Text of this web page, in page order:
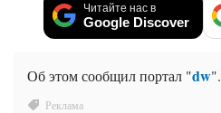
Читайте нас в
Google Discover
Об этом сообщил портал "dw".